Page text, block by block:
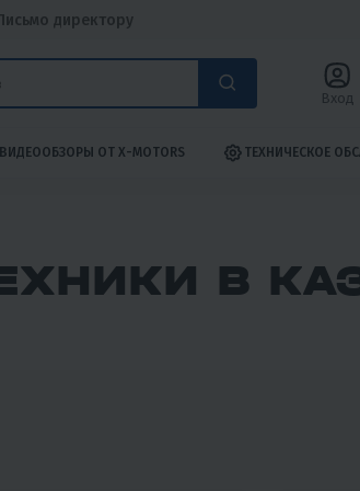
директору
Вход
ВИДЕООБЗОРЫ ОТ X-MOTORS ТЕХНИЧЕСКОЕ
В